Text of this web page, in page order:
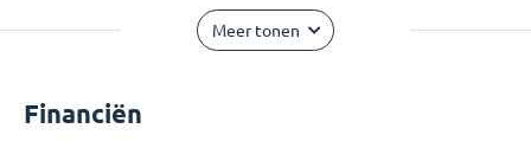
Meer tonen
Financiën